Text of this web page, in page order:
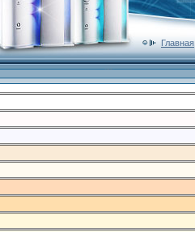
Главная